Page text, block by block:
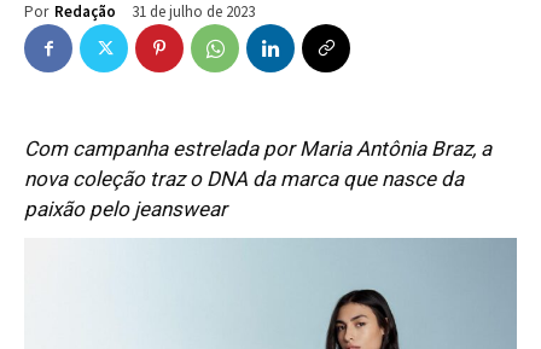
Por Redação 31 de julho de 2023
Com campanha estrelada por Maria Antônia Braz, a
nova coleção traz o DNA da marca que nasce da
paixão pelo jeanswear